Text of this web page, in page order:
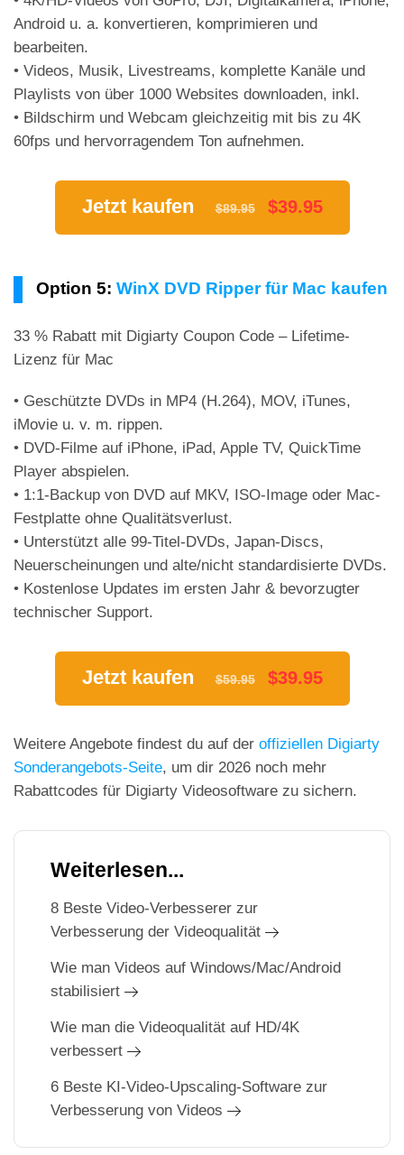
Android u. a. konvertieren, komprimieren und
bearbeiten.
• Videos, Musik, Livestreams, komplette Kanäle und
Playlists von über 1000 Websites downloaden, inkl.
• Bildschirm und Webcam gleichzeitig mit bis zu 4K
60fps und hervorragendem Ton aufnehmen.
Jetzt kaufen $89.95 $39.95
Option 5: WinX DVD Ripper für Mac kaufen
33 % Rabatt mit Digiarty Coupon Code – Lifetime-
Lizenz für Mac
• Geschützte DVDs in MP4 (H.264), MOV, iTunes,
iMovie u. v. m. rippen.
• DVD-Filme auf iPhone, iPad, Apple TV, QuickTime
Player abspielen.
• 1:1-Backup von DVD auf MKV, ISO-Image oder Mac-
Festplatte ohne Qualitätsverlust.
• Unterstützt alle 99-Titel-DVDs, Japan-Discs,
Neuerscheinungen und alte/nicht standardisierte DVDs.
• Kostenlose Updates im ersten Jahr & bevorzugter
technischer Support.
Jetzt kaufen $59.95 $39.95
Weitere Angebote findest du auf der offiziellen Digiarty
Sonderangebots-Seite, um dir 2026 noch mehr
Rabattcodes für Digiarty Videosoftware zu sichern.
Weiterlesen...
8 Beste Video-Verbesserer zur
Verbesserung der Videoqualität
Wie man Videos auf Windows/Mac/Android
stabilisiert
Wie man die Videoqualität auf HD/4K
verbessert
6 Beste KI-Video-Upscaling-Software zur
Verbesserung von Videos